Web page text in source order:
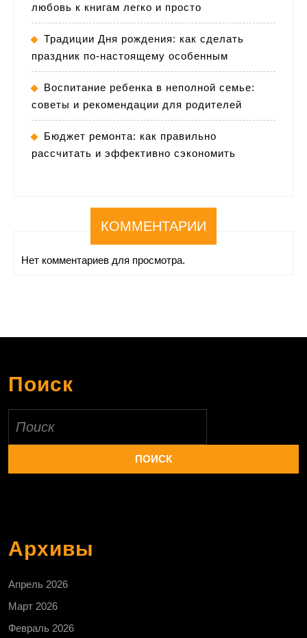
любовь к книгам легко и просто
Традиции Дня рождения: как сделать
праздник по-настоящему особенным
Воспитание ребенка в неполной семье:
советы и рекомендации для родителей
Бюджет ремонта: как правильно
рассчитать и эффективно сэкономить
КОММЕНТАРИИ
Нет комментариев для просмотра.
Поиск
Архивы
Апрель 2026
Март 2026
Февраль 2026